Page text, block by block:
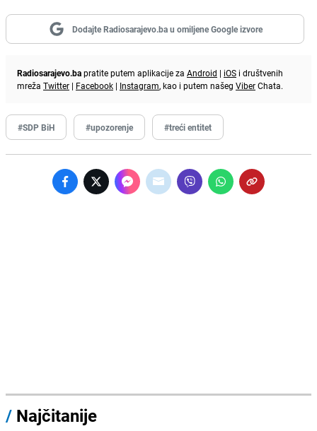
Dodajte Radiosarajevo.ba u omiljene Google izvore
Radiosarajevo.bapratite putem aplikacije za Android | iOS i društvenih
mreža Twitter | Facebook | Instagram, kao i putem našeg ViberChata.
#SDP BiH #upozorenje #treći entitet
/ Najčitanije